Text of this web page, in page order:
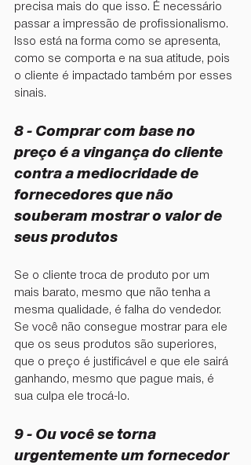
precisa mais do que isso. É necessário
passar a impressão de profissionalismo.
Isso está na forma como se apresenta,
como se comporta e na sua atitude, pois
o cliente é impactado também por esses
sinais.
8 - Comprar com base no
preço é a vingança do cliente
contra a mediocridade de
fornecedores que não
souberam mostrar o valor de
seus produtos
Se o cliente troca de produto por um
mais barato, mesmo que não tenha a
mesma qualidade, é falha do vendedor.
Se você não consegue mostrar para ele
que os seus produtos são superiores,
que o preço é justificável e que ele sairá
ganhando, mesmo que pague mais, é
sua culpa ele trocá-lo.
9 - ⁠Ou você se torna
urgentemente um fornecedor